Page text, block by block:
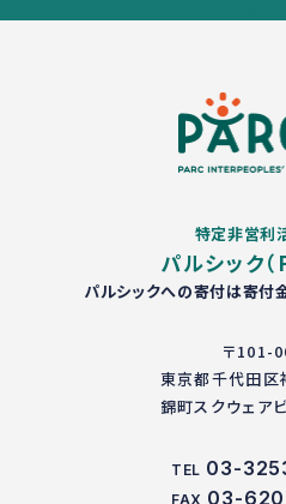
特定非営利
パルシック（
パルシックへの寄付は寄付
〒101-
東京都千代田
錦町スクウェア
TEL 03-
FAX 03-